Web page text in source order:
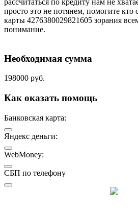
просто это не потянем, помогите кто
карты 4276380029821605 зорания
понимание.
Необходимая сумма
198000 руб.
Как оказать помощь
Банковская карта:
Яндекс деньги:
WebMoney:
СБП по телефону